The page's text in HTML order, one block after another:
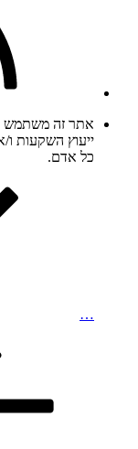
אתר זה משתמש
ייעוץ השקעות
כל אדם.
…